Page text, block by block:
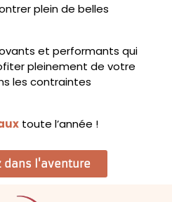
plein de belles
et performants qui
pleinement de votre
les contraintes
toute l’année !
dans l'aventure